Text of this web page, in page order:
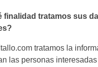
finalidad tratamos sus
tratamos la
las personas